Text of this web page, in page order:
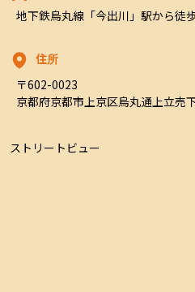
地下鉄烏丸線「今出川」駅から徒
住所
〒602-0023
京都府京都市上京区烏丸通上立売
ストリートビュー